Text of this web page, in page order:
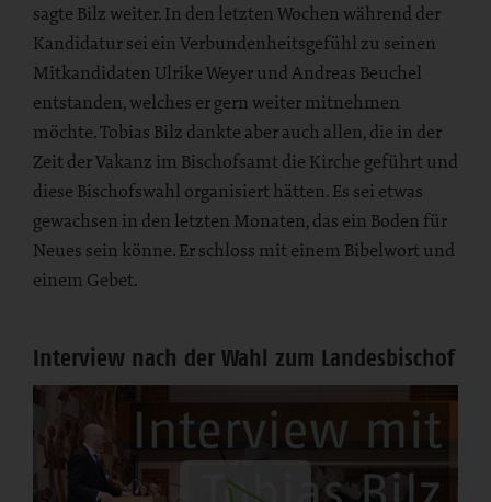
sagte Bilz weiter. In den letzten Wochen während der
Kandidatur sei ein Verbundenheitsgefühl zu seinen
Mitkandidaten Ulrike Weyer und Andreas Beuchel
entstanden, welches er gern weiter mitnehmen
möchte. Tobias Bilz dankte aber auch allen, die in der
Zeit der Vakanz im Bischofsamt die Kirche geführt und
diese Bischofswahl organisiert hätten. Es sei etwas
gewachsen in den letzten Monaten, das ein Boden für
Neues sein könne. Er schloss mit einem Bibelwort und
einem Gebet.
Interview nach der Wahl zum Landesbischof